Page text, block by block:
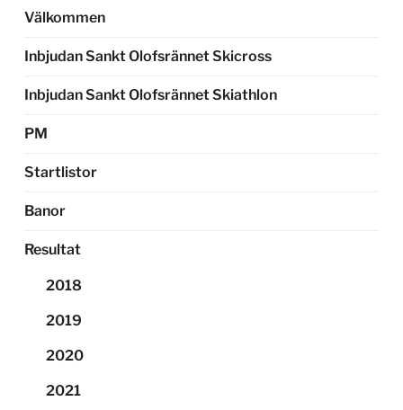
Välkommen
Inbjudan Sankt Olofsrännet Skicross
Inbjudan Sankt Olofsrännet Skiathlon
PM
Startlistor
Banor
Resultat
2018
2019
2020
2021